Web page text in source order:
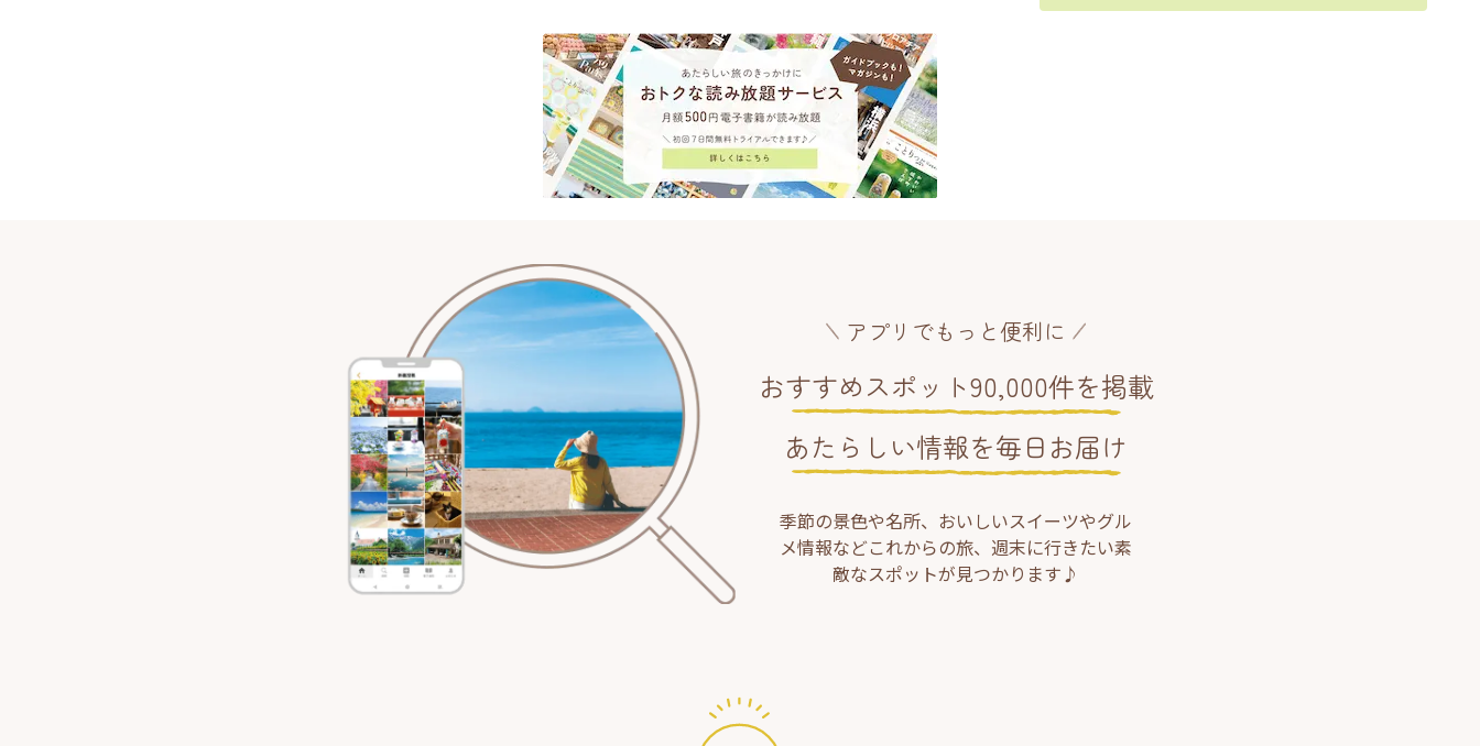
アプリでもっと便利に
おすすめスポット90,000件を掲載
あたらしい情報を毎日お届け
季節の景色や名所、おいしいスイーツやグル
メ情報などこれからの旅、週末に行きたい素
敵なスポットが見つかります♪